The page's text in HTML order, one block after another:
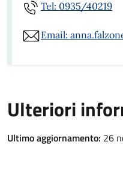
Tel: 0935/40219
Email:
Ulteriori
Ultimo aggiornamento: 26